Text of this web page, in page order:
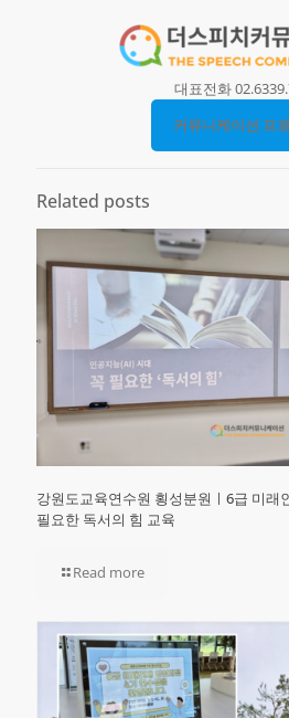
대표전화
커뮤니케이션 프
Related posts
강원도교육연수원 횡성분원ㅣ6급 미래
필요한 독서의 힘 교육
Read more